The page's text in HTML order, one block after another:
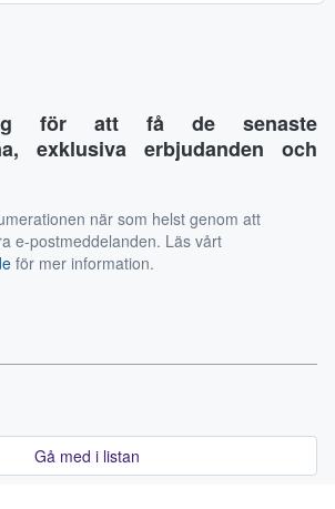
för att få de senaste
exklusiva erbjudanden och
när som helst genom att
e-postmeddelanden. Läs vårt
för mer information.
Gå med i listan